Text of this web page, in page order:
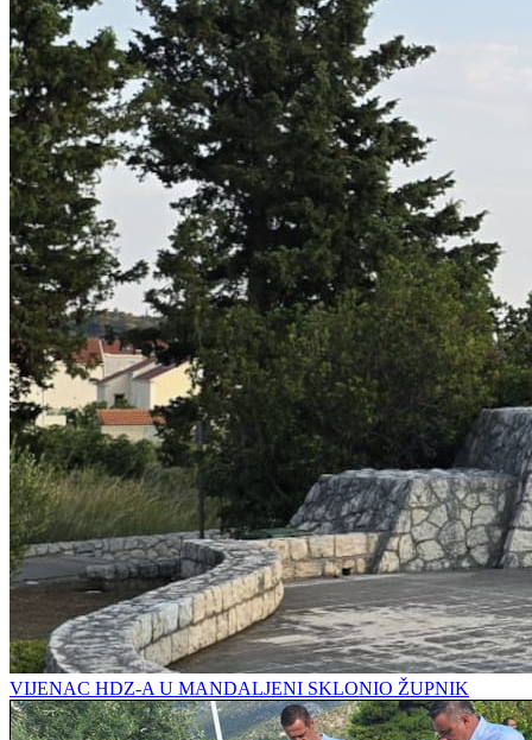
VIJENAC HDZ-A U MANDALJENI SKLONIO ŽUPNIK